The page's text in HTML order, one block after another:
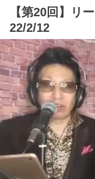
【第20回】リ
22/2/12